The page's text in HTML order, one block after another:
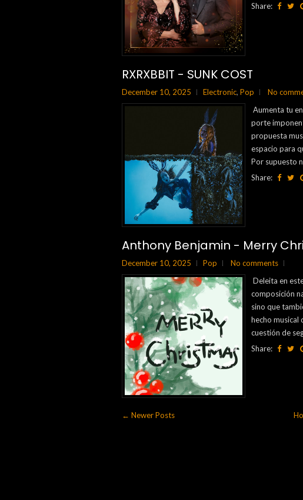
Share:
RXRXBBIT - SUNK COST
December 10, 2025 Electronic, Pop
No
Aumenta tu
porte
propuesta
espacio para
Por supuesto
Share:
Anthony Benjamin - Merry
December 10, 2025 Pop
No comments
Deleita en
composición
sino que
hecho musical
cuestión de
Share:
← Newer Posts